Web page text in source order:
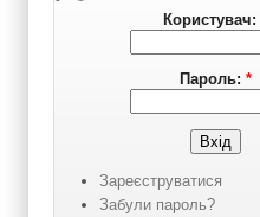
Користувач:
Пароль: *
Зареєструватися
Забули пароль?